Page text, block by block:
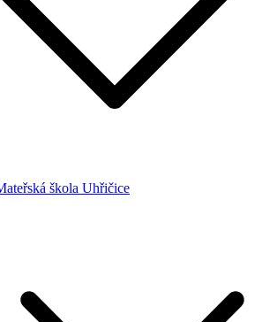
škola Uhřičice